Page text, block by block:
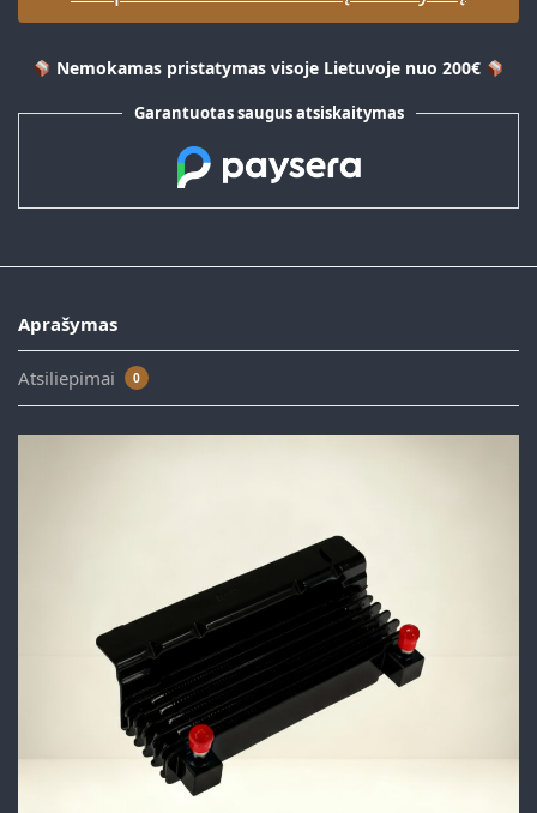
Nemokamas pristatymas visoje Lietuvoje nuo 200€
Garantuotas saugus atsiskaitymas
Aprašymas
Atsiliepimai 0